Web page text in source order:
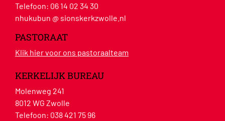
Telefoon: 06 14 02 34 30
nhukubun @ sionskerkzwolle.nl
PASTORAAT
Klik hier voor ons pastoraalteam
KERKELIJK BUREAU
Molenweg 241
8012 WG Zwolle
Telefoon: 038 421 75 96